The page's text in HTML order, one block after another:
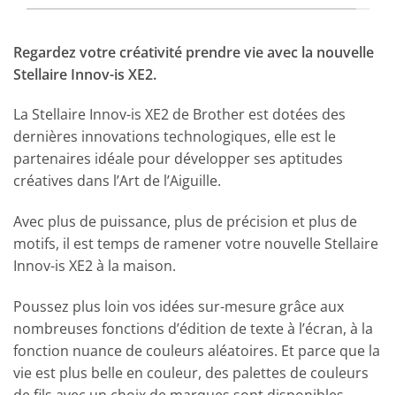
Regardez votre créativité prendre vie avec la nouvelle
Stellaire Innov-is XE2.
La Stellaire Innov-is XE2 de Brother est dotées des
dernières innovations technologiques, elle est le
partenaires idéale pour développer ses aptitudes
créatives dans l’Art de l’Aiguille.
Avec plus de puissance, plus de précision et plus de
motifs, il est temps de ramener votre nouvelle Stellaire
Innov-is XE2 à la maison.
Poussez plus loin vos idées sur-mesure grâce aux
nombreuses fonctions d’édition de texte à l’écran, à la
fonction nuance de couleurs aléatoires. Et parce que la
vie est plus belle en couleur, des palettes de couleurs